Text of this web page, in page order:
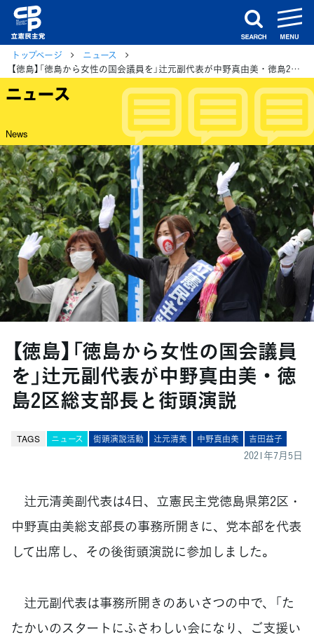
search
トップページ
ニュース
【徳島】「徳島から女性の国会議員を」辻元副代表が中野真由美・徳島2区総支部長と街頭演説
ニュース
News
【徳島】「徳島から女性の国会議員
を」辻元副代表が中野真由美・徳
島2区総支部長と街頭演説
TAGS ニュース 街頭演説活動 辻󠄀元清美 中野真由美 吉田益子
2021年7月5日
辻元清美副代表は4日、立憲民主党徳島県第2区・
中野真由美総支部長の事務所開きに、党本部を代表
して出席し、その後街頭演説に参加しました。
辻元副代表は事務所開きのあいさつの中で、「た
たかいのスタートにふさわしい会になり、ご支援い